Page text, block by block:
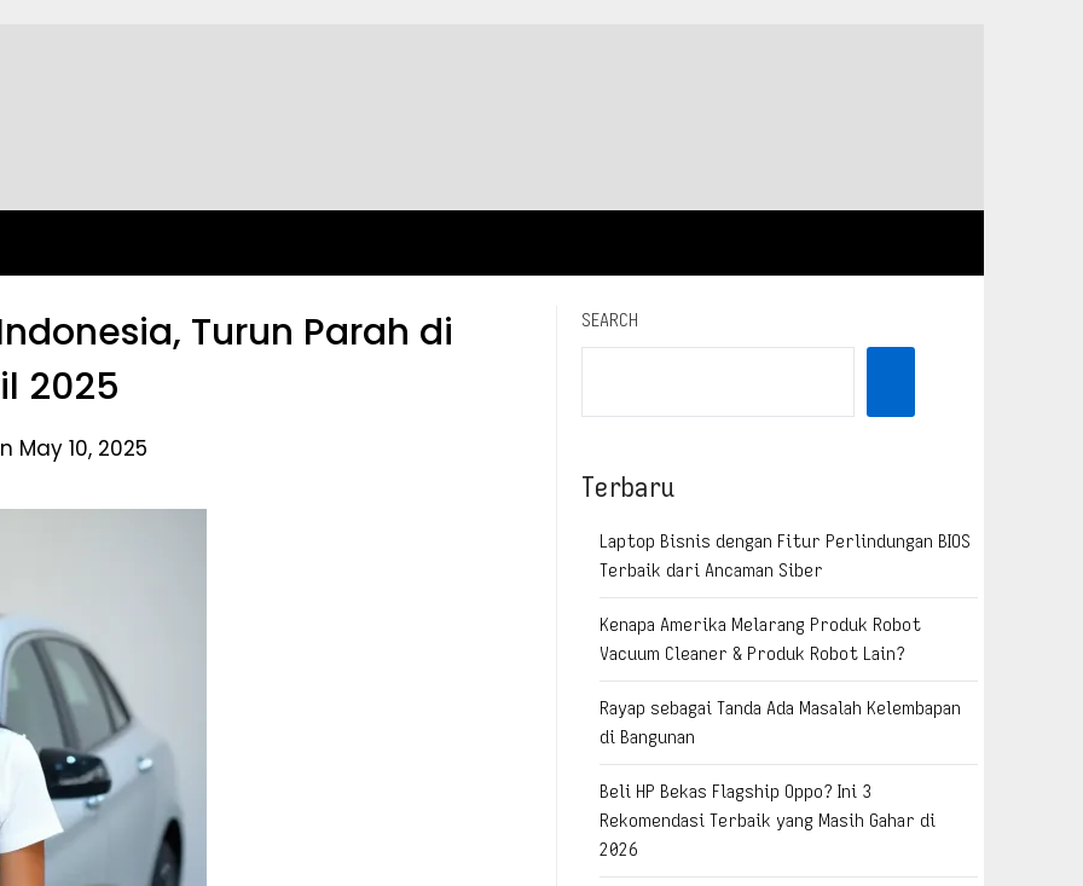
Turun Parah di
2025
May 10, 2025
SEARCH
Terbaru
Laptop Bisnis dengan Fitur Perlindungan BIOS
Terbaik dari Ancaman Siber
Kenapa Amerika Melarang Produk Robot
Vacuum Cleaner & Produk Robot Lain?
Rayap sebagai Tanda Ada Masalah Kelembapan
di Bangunan
Beli HP Bekas Flagship Oppo? Ini 3
Rekomendasi Terbaik yang Masih Gahar di
2026